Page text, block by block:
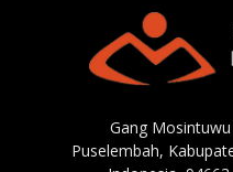
Gang
Puselembah,